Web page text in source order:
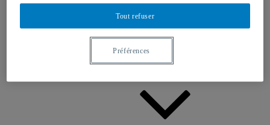
Programmation scientifique
Projets ciblés
Tout refuser
Préférences